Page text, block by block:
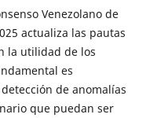
Venezolano de
actualiza las pautas
la utilidad de los
es
de anomalías
que puedan ser